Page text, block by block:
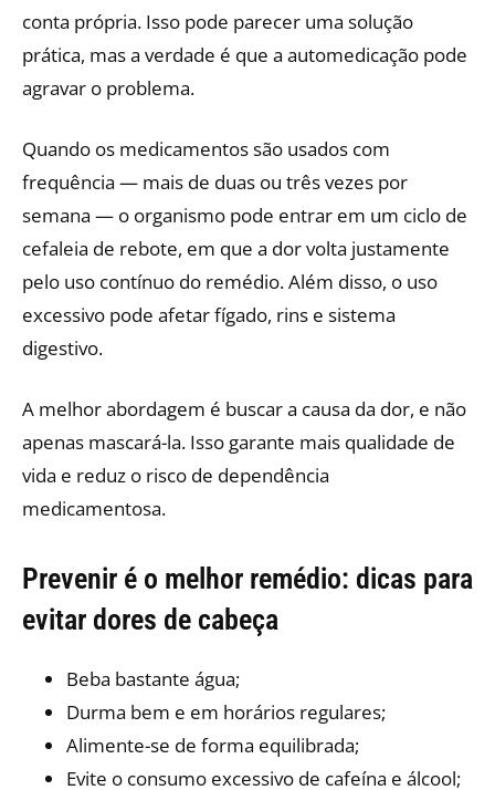
conta própria. Isso pode parecer uma solução
prática, mas a verdade é que a automedicação pode
agravar o problema.
Quando os medicamentos são usados com
frequência — mais de duas ou três vezes por
semana — o organismo pode entrar em um ciclo de
cefaleia de rebote, em que a dor volta justamente
pelo uso contínuo do remédio. Além disso, o uso
excessivo pode afetar fígado, rins e sistema
digestivo.
A melhor abordagem é buscar a causa da dor, e não
apenas mascará-la. Isso garante mais qualidade de
vida e reduz o risco de dependência
medicamentosa.
Prevenir é o melhor remédio: dicas para
evitar dores de cabeça
Beba bastante água;
Durma bem e em horários regulares;
Alimente-se de forma equilibrada;
Evite o consumo excessivo de cafeína e álcool;